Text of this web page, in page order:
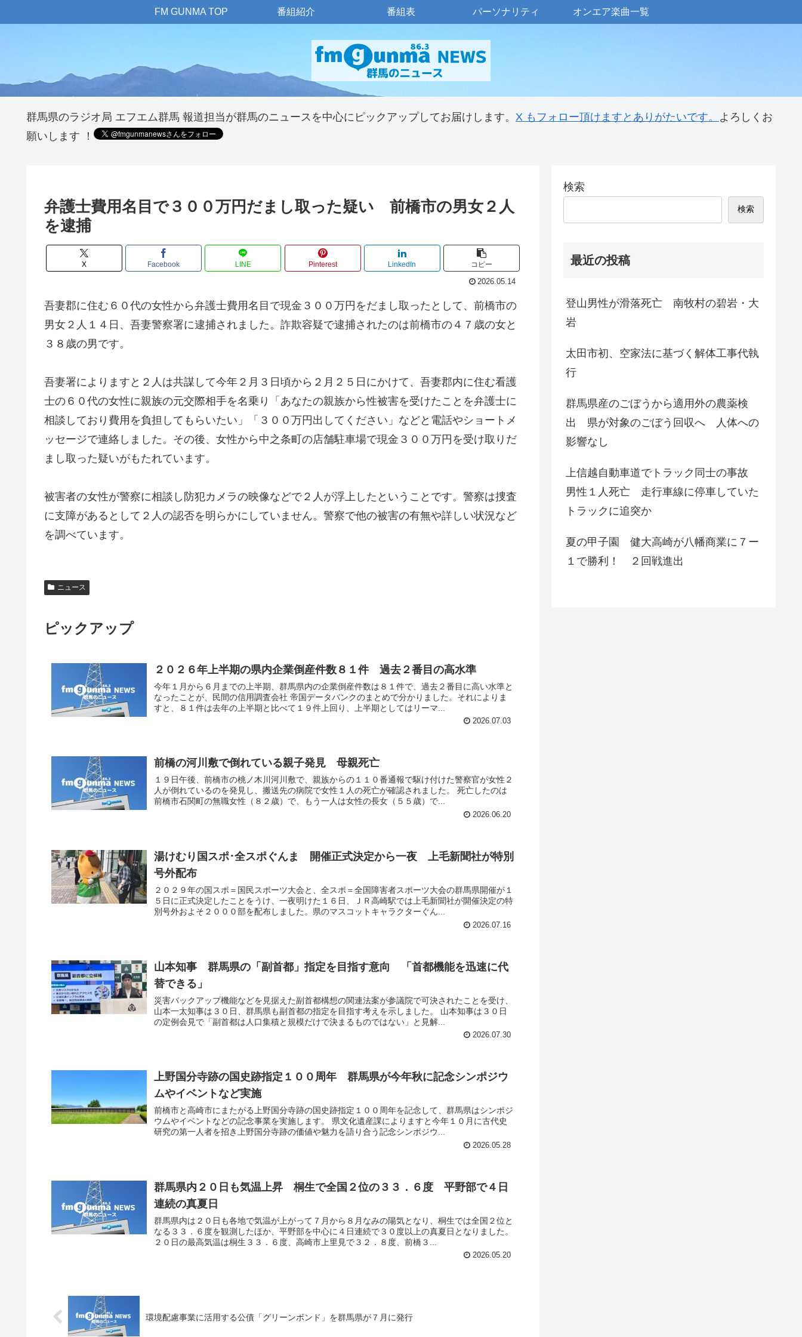
FM GUNMA TOP 番組紹介 番組表 パーソナリティ オンエア楽曲一覧
群馬県のラジオ局 エフエム群馬 報道担当が群馬のニュースを中心にピックアップしてお届けします。 X もフォロー頂けますとありがたいです。 よろしくお
願いします ！
弁護士費用名目で３００万円だまし取った疑い 前橋市の男女２人
を逮捕
X Facebook LINE Pinterest LinkedIn コピー
2026.05.14
吾妻郡に住む６０代の女性から弁護士費用名目で現金３００万円をだまし取ったとして、前橋市の
男女２人１４日、吾妻警察署に逮捕されました。詐欺容疑で逮捕されたのは前橋市の４７歳の女と
３８歳の男です。
吾妻署によりますと２人は共謀して今年２月３日頃から２月２５日にかけて、吾妻郡内に住む看護
士の６０代の女性に親族の元交際相手を名乗り「あなたの親族から性被害を受けたことを弁護士に
相談しており費用を負担してもらいたい」「３００万円出してください」などと電話やショートメ
ッセージで連絡しました。その後、女性から中之条町の店舗駐車場で現金３００万円を受け取りだ
まし取った疑いがもたれています。
被害者の女性が警察に相談し防犯カメラの映像などで２人が浮上したということです。警察は捜査
に支障があるとして２人の認否を明らかにしていません。警察で他の被害の有無や詳しい状況など
を調べています。
ニュース
ピックアップ
２０２６年上半期の県内企業倒産件数８１件 過去２番目の高水準
今年１月から６月までの上半期、群馬県内の企業倒産件数は８１件で、過去２番目に高い水準と
なったことが、民間の信用調査会社 帝国データバンクのまとめで分かりました。それによりま
すと、８１件は去年の上半期と比べて１９件上回り、上半期としてはリーマ...
2026.07.03
前橋の河川敷で倒れている親子発見 母親死亡
１９日午後、前橋市の桃ノ木川河川敷で、親族からの１１０番通報で駆け付けた警察官が女性２
人が倒れているのを発見し、搬送先の病院で女性１人の死亡が確認されました。 死亡したのは
前橋市石関町の無職女性（８２歳）で、もう一人は女性の長女（５５歳）で...
2026.06.20
湯けむり国スポ･全スポぐんま 開催正式決定から一夜 上毛新聞社が特別
号外配布
２０２９年の国スポ＝国民スポーツ大会と、全スポ＝全国障害者スポーツ大会の群馬県開催が１
５日に正式決定したことをうけ、一夜明けた１６日、ＪＲ高崎駅では上毛新聞社が開催決定の特
別号外およそ２０００部を配布しました。県のマスコットキャラクターぐん...
2026.07.16
山本知事 群馬県の「副首都」指定を目指す意向 「首都機能を迅速に代
替できる」
災害バックアップ機能などを見据えた副首都構想の関連法案が参議院で可決されたことを受け、
山本一太知事は３０日、群馬県も副首都の指定を目指す考えを示しました。 山本知事は３０日
の定例会見で「副首都は人口集積と規模だけで決まるものではない」と見解...
2026.07.30
上野国分寺跡の国史跡指定１００周年 群馬県が今年秋に記念シンポジウ
ムやイベントなど実施
前橋市と高崎市にまたがる上野国分寺跡の国史跡指定１００周年を記念して、群馬県はシンポジ
ウムやイベントなどの記念事業を実施します。 県文化遺産課によりますと今年１０月に古代史
研究の第一人者を招き上野国分寺跡の価値や魅力を語り合う記念シンポジウ...
2026.05.28
群馬県内２０日も気温上昇 桐生で全国２位の３３．６度 平野部で４日
連続の真夏日
群馬県内は２０日も各地で気温が上がって７月から８月なみの陽気となり、桐生では全国２位と
なる３３．６度を観測したほか、平野部を中心に４日連続で３０度以上の真夏日となりました。
２０日の最高気温は桐生３３．６度、高崎市上里見で３２．８度、前橋３...
2026.05.20
環境配慮事業に活用する公債「グリーンボンド」を群馬県が７月に発行
検索
検索
最近の投稿
登山男性が滑落死亡 南牧村の碧岩・大
岩
太田市初、空家法に基づく解体工事代執
行
群馬県産のごぼうから適用外の農薬検
出 県が対象のごぼう回収へ 人体への
影響なし
上信越自動車道でトラック同士の事故
男性１人死亡 走行車線に停車していた
トラックに追突か
夏の甲子園 健大高崎が八幡商業に７ー
１で勝利！ ２回戦進出